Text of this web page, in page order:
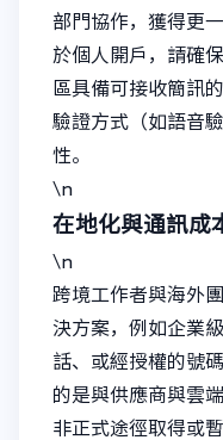
部門協作，獲得更
於個人開戶，請確
區具備可接收簡訊
驗證方式（如語音
性。
\n
在地化與通訊成
\n
跨境工作者與海外
決方案，例如企業
話、或經授權的號
的是與供應商與雲
非正式途徑取得或